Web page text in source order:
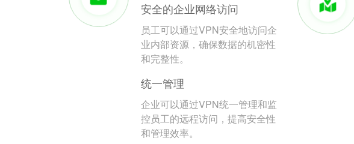
安全的企业网络访问
员工可以通过VPN安全地访问企
业内部资源，确保数据的机密性
和完整性。
统一管理
企业可以通过VPN统一管理和监
控员工的远程访问，提高安全性
和管理效率。